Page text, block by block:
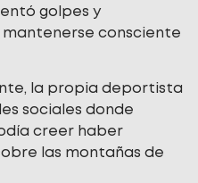
golpes y
mantenerse consciente
la propia deportista
sociales donde
creer haber
las montañas de